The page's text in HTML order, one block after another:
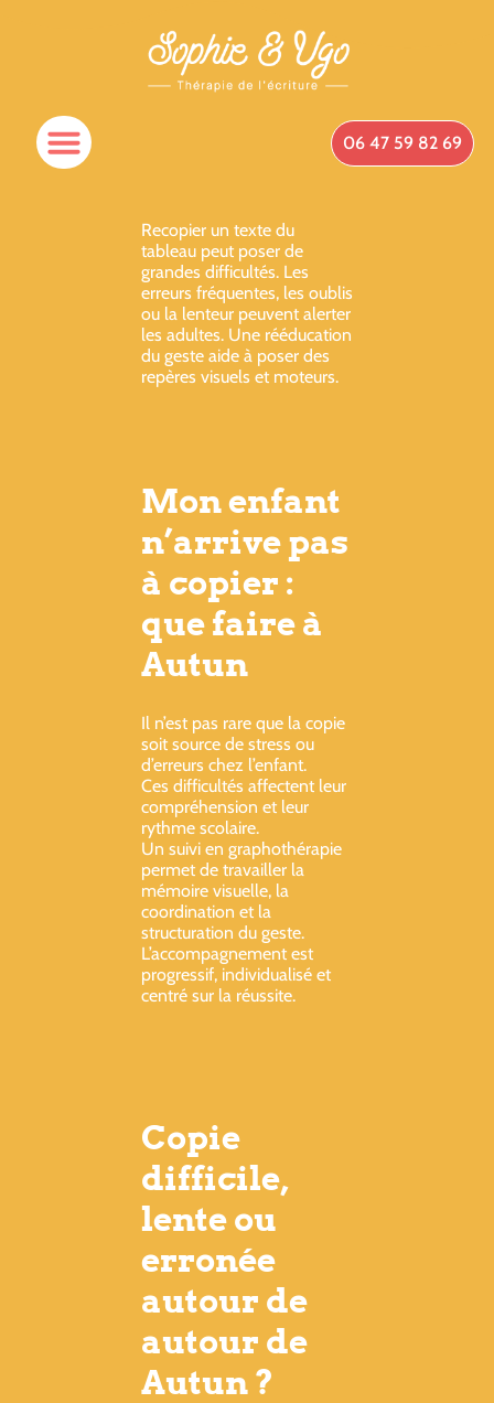
06 47 59 82 69
Recopier un texte du
tableau peut poser de
grandes difficultés. Les
erreurs fréquentes, les oublis
ou la lenteur peuvent alerter
les adultes. Une rééducation
du geste aide à poser des
repères visuels et moteurs.
Mon enfant
n’arrive pas
à copier :
que faire à
Autun
Il n’est pas rare que la copie
soit source de stress ou
d’erreurs chez l’enfant.
Ces difficultés affectent leur
compréhension et leur
rythme scolaire.
Un suivi en graphothérapie
permet de travailler la
mémoire visuelle, la
coordination et la
structuration du geste.
L’accompagnement est
progressif, individualisé et
centré sur la réussite.
Copie
difficile,
lente ou
erronée
autour de
autour de
Autun ?